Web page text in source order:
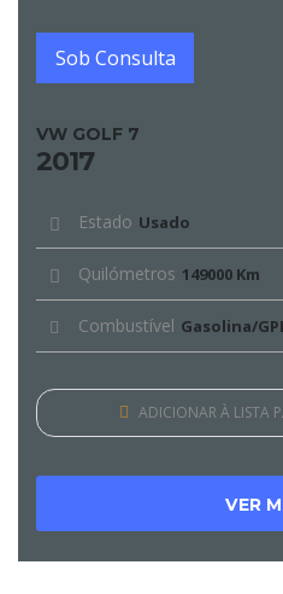
Sob Consulta
VW GOLF 7
2017
Estado Usado
Quilómetros 149000 Km
Combustível Gasolina/
ADICIONAR À LISTA
VER